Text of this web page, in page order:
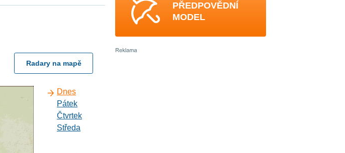
Radary na mapě
Dnes
Pátek
Čtvrtek
Středa
PŘEDPOVĚDNÍ
MODEL